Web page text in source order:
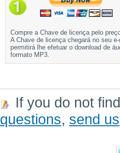
Compre a Chave de licença pelo
A Chave de licença chegará no seu
permitirá lhe efetuar o download de
formato MP3.
If you do not
questions, send us